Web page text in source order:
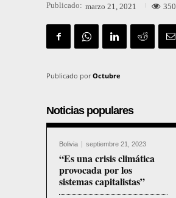
Publicado: marzo 21, 2021 350
Publicado por Octubre
Noticias populares
Bolivia septiembre 21, 2023
“Es una crisis climática
provocada por los
sistemas capitalistas”